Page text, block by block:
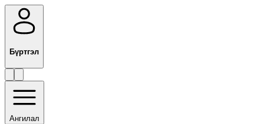
Бүртгэл
Ангилал